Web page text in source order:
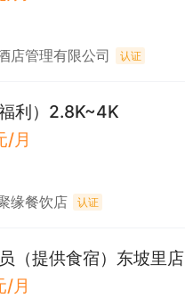
店管理有限公司 认证
利）2.8K~4K
/月
缘餐饮店 认证
（提供食宿）东坡里店
月